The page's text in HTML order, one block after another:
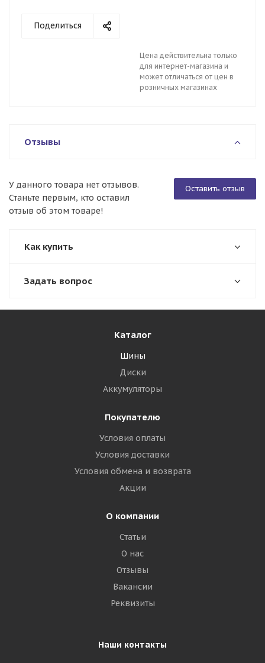
Поделиться
Цена действительна только
для интернет-магазина и
может отличаться от цен в
розничных магазинах
Отзывы
Оставить отзыв
У данного товара нет отзывов.
Станьте первым, кто оставил
отзыв об этом товаре!
Как купить
Задать вопрос
Каталог
Шины
Диски
Аккумуляторы
Покупателю
Условия оплаты
Условия доставки
Условия обмена и возврата
Акции
О компании
Статьи
О нас
Отзывы
Вакансии
Реквизиты
Наши контакты